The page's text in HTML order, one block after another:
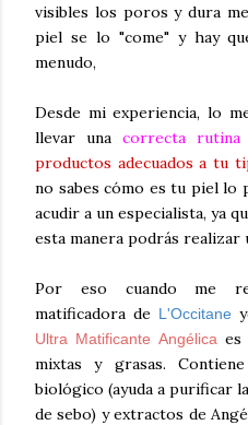
visibles los poros y dura
piel se lo "come" y hay
menudo,
Desde mi experiencia, lo
llevar una correcta rutina
productos adecuados a tu
no sabes cómo es tu piel lo
acudir a un especialista, ya
esta manera podrás realizar
Por eso cuando me
matificadora de L'Occitane
Ultra Matificante Angélicaes
mixtas y grasas.
biológico (ayuda a purificar
de sebo) y extractos de